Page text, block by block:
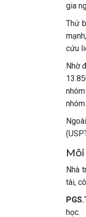
gia
Thứ
cứu
Nhờ
Nhà
tài,
học.